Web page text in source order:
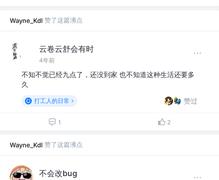
Wayne_Kdl 赞了这篇沸点
云卷云舒会有时
4年前
不知不觉已经九点了，还没到家 也不知道这种生活还要多
久
打工人的日常 赞过
1 2
Wayne_Kdl 赞了这篇沸点
不会改bug